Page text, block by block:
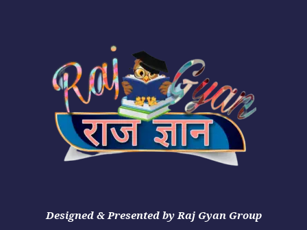
Designed & Presented by Raj Gyan Group